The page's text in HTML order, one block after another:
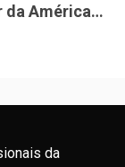
da América
da